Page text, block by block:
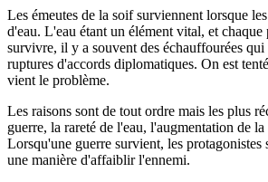
Les émeutes de la soif surviennent lorsque
d'eau. L'eau étant un élément vital, et chaque
survivre, il y a souvent des échauffourées
ruptures d'accords diplomatiques. On est
vient le problème.
Les raisons sont de tout ordre mais les plus
guerre, la rareté de l'eau, l'augmentation de
Lorsqu'une guerre survient, les protagonistes
une manière d'affaiblir l'ennemi.